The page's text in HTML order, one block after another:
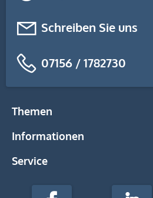
Schreiben Sie uns
07156 / 1782730
Themen
Informationen
Service
stempel-